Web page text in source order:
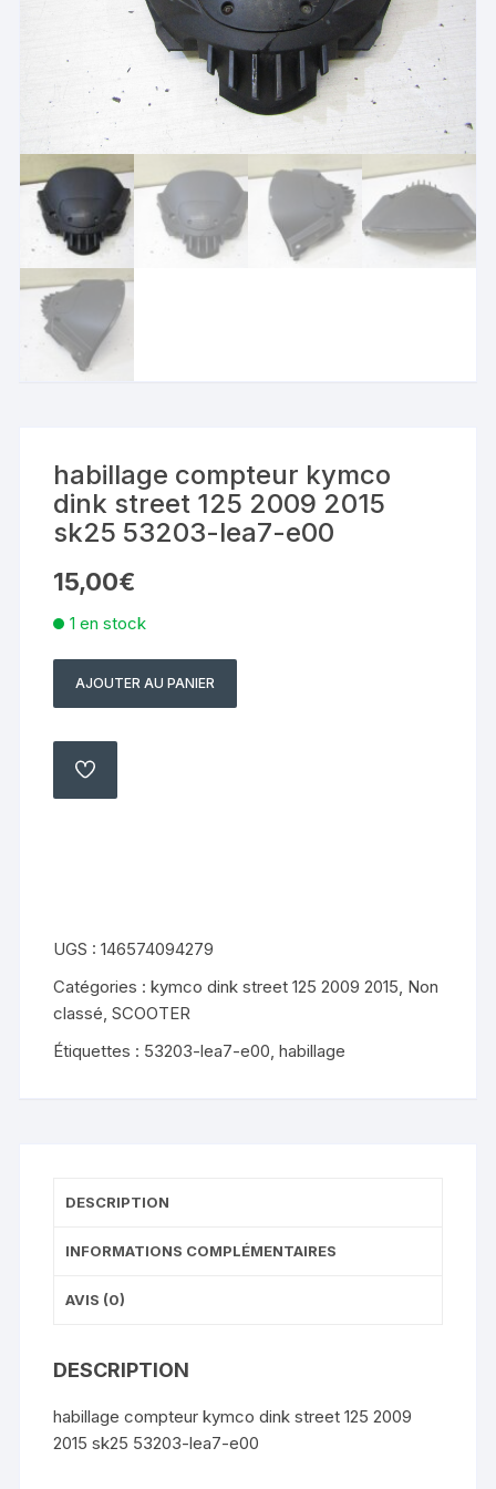
habillage compteur kymco
dink street 125 2009 2015
sk25 53203-lea7-e00
15,00€
1 en stock
habillage
compteur
kymco
sk25
53203-
lea7-
e00
AJOUTER AU PANIER
AJOUTER
À
UGS :146574094279
Catégories :kymco dink street 125 2009 2015, Non
classé,SCOOTER
Étiquettes : 53203-lea7-e00,habillage
DESCRIPTION
INFORMATIONS COMPLÉMENTAIRES
AVIS (0)
DESCRIPTION
habillage compteur kymco dink street 125 2009
2015 sk25 53203-lea7-e00